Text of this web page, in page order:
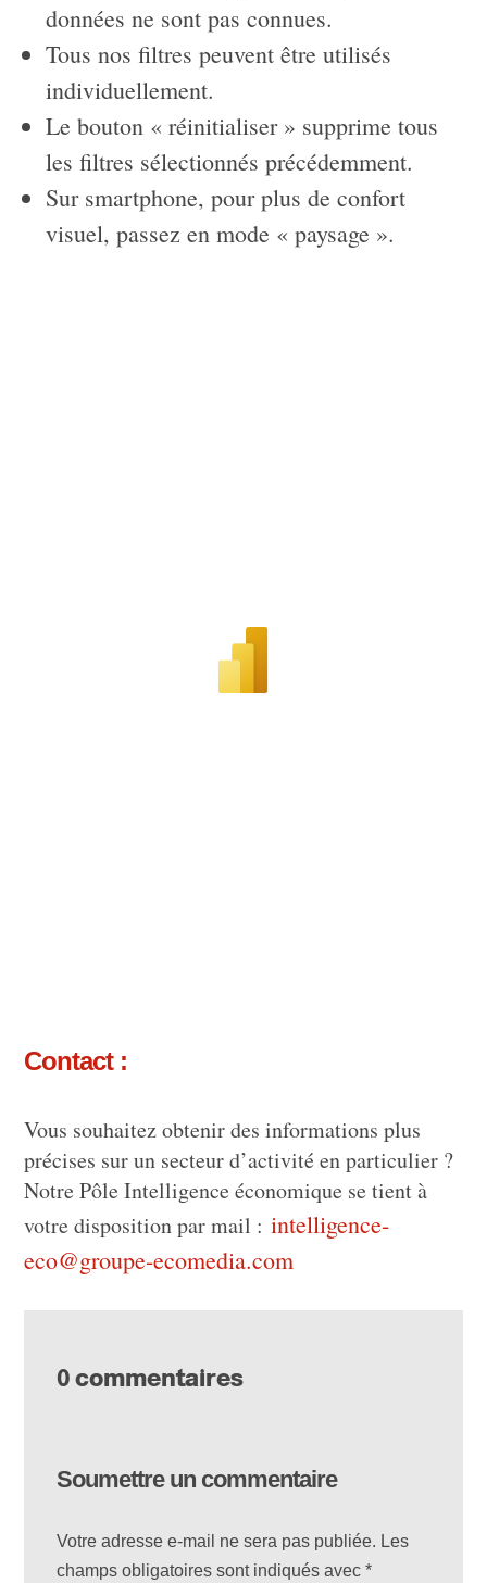
données ne sont pas connues.
Tous nos filtres peuvent être utilisés
individuellement.
Le bouton « réinitialiser » supprime tous
les filtres sélectionnés précédemment.
Sur smartphone, pour plus de confort
visuel, passez en mode « paysage ».
Contact :
Vous souhaitez obtenir des informations plus
précises sur un secteur d’activité en particulier ?
Notre Pôle Intelligence économique se tient à
votre disposition par mail :intelligence-
eco@groupe-ecomedia.com
0 commentaires
Soumettre un commentaire
Votre adresse e-mail ne sera pas publiée. Les
champs obligatoires sont indiqués avec*